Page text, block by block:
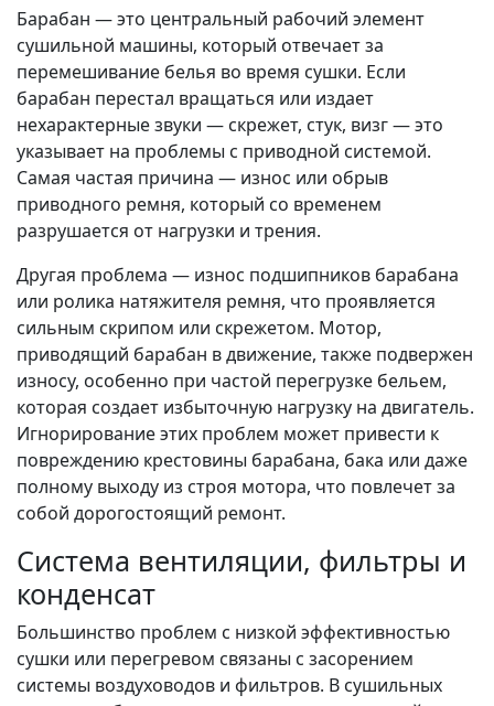
Барабан — это центральный рабочий элемент
сушильной машины, который отвечает за
перемешивание белья во время сушки. Если
барабан перестал вращаться или издает
нехарактерные звуки — скрежет, стук, визг — это
указывает на проблемы с приводной системой.
Самая частая причина — износ или обрыв
приводного ремня, который со временем
разрушается от нагрузки и трения.
Другая проблема — износ подшипников барабана
или ролика натяжителя ремня, что проявляется
сильным скрипом или скрежетом. Мотор,
приводящий барабан в движение, также подвержен
износу, особенно при частой перегрузке бельем,
которая создает избыточную нагрузку на двигатель.
Игнорирование этих проблем может привести к
повреждению крестовины барабана, бака или даже
полному выходу из строя мотора, что повлечет за
собой дорогостоящий ремонт.
Система вентиляции, фильтры и
конденсат
Большинство проблем с низкой эффективностью
сушки или перегревом связаны с засорением
системы воздуховодов и фильтров. В сушильных